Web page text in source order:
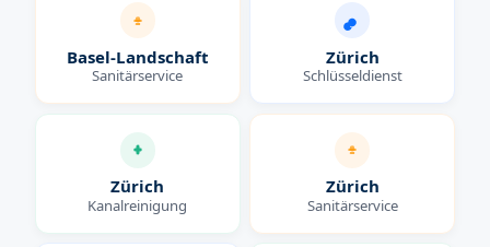
Basel-Landschaft
Sanitärservice
Zürich
Schlüsseldienst
Zürich
Kanalreinigung
Zürich
Sanitärservice